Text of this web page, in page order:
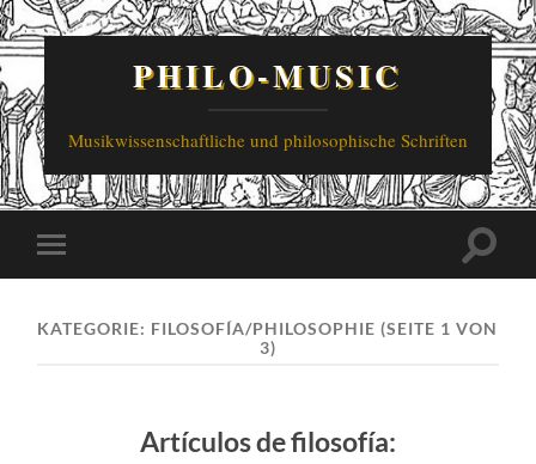
PHILO-MUSIC
Musikwissenschaftliche und philosophische Schriften
Mobile-
Menü
KATEGORIE: FILOSOFÍA/PHILOSOPHIE (SEITE 1 VON
3)
Artículos de filosofía: